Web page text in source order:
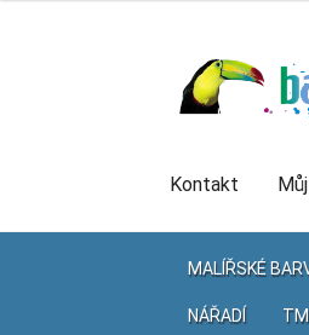
Přeskočit
na
Přejít
Kontakt
MALÍŘSKÉ
NÁŘADÍ